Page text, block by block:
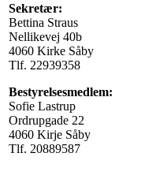
Sekretær:
Bettina Straus
Nellikevej 40b
4060 Kirke Såby
Tlf. 22939358
Bestyrelsesmedlem:
Sofie Lastrup
Ordrupgade 22
4060 Kirje Såby
Tlf. 20889587